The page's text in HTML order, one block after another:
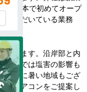
を日本で初めてオープ
いただいている業務
す。
なります。沿岸部と内
沿いでは塩害の影響も
非常に暑い地域もござ
たエアコンをご提案し